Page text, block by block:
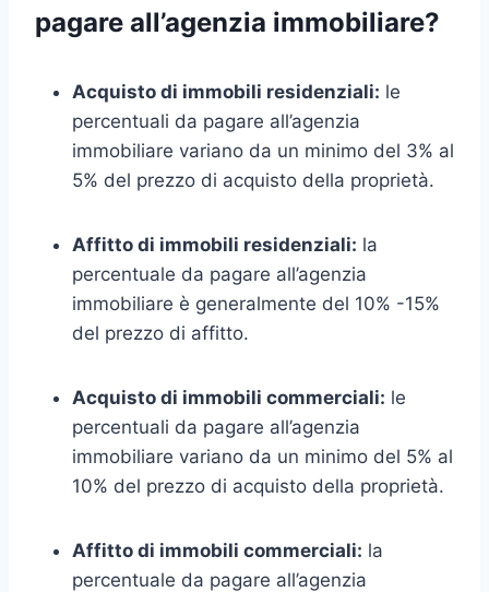
pagare all’agenzia immobiliare?
Acquisto di immobili residenziali: le
percentuali da pagare all’agenzia
immobiliare variano da un minimo del 3% al
5% del prezzo di acquisto della proprietà.
Affitto di immobili residenziali: la
percentuale da pagare all’agenzia
immobiliare è generalmente del 10% -15%
del prezzo di affitto.
Acquisto di immobili commerciali: le
percentuali da pagare all’agenzia
immobiliare variano da un minimo del 5% al
10% del prezzo di acquisto della proprietà.
Affitto di immobili commerciali: la
percentuale da pagare all’agenzia